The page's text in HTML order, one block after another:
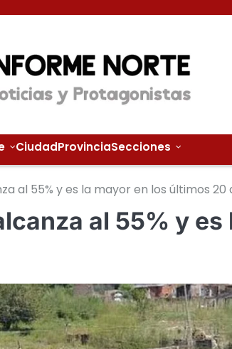
CiudadProvinciaSecciones
al 55% y es la mayor en los últimos 20
al 55% y es